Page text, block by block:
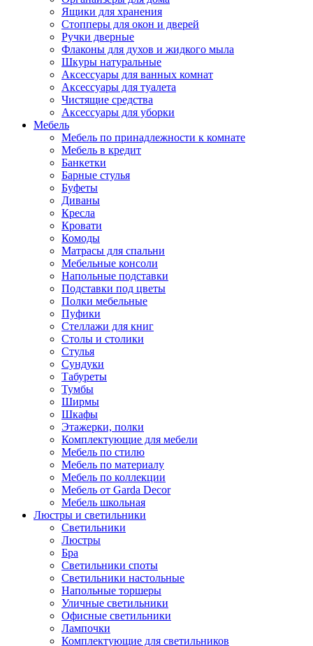
Ящики для хранения
Стопперы для окон и дверей
Ручки дверные
Флаконы для духов и жидкого мыла
Шкуры натуральные
Аксессуары для ванных комнат
Аксессуары для туалета
Чистящие средства
Аксессуары для уборки
Мебель
Мебель по принадлежности к комнате
Мебель в кредит
Банкетки
Барные стулья
Буфеты
Диваны
Кресла
Кровати
Комоды
Матрасы для спальни
Мебельные консоли
Напольные подставки
Подставки под цветы
Полки мебельные
Пуфики
Стеллажи для книг
Столы и столики
Стулья
Сундуки
Табуреты
Тумбы
Ширмы
Шкафы
Этажерки, полки
Комплектующие для мебели
Мебель по стилю
Мебель по материалу
Мебель по коллекции
Мебель от Garda Decor
Мебель школьная
Люстры и светильники
Светильники
Люстры
Бра
Светильники споты
Светильники настольные
Напольные торшеры
Уличные светильники
Офисные светильники
Лампочки
Комплектующие для светильников